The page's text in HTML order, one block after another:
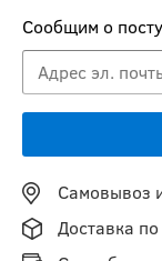
Сообщим о
Самовывоз
Доставка